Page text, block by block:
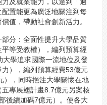
置能更為廣泛地關注到每
值，帶動社會創新活力。
部分：全面性提升大學品質
等受教權），編列預算經
學追求國際一流地位及發
），編列預算經費53億元
），同時挹注大學關懷在地
專展翅計畫8.7億元另案核
後續加碼7億元）。使各大